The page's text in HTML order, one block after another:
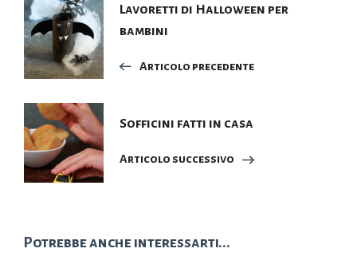
Navigazione
articoli
Lavoretti di Halloween per
bambini
Articolo precedente
Sofficini fatti in casa
Articolo successivo
Potrebbe anche interessarti...